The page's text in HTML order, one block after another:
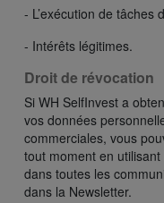
- L’exécution de tâches
- Intérêts légitimes.
Droit de révocation
Si WH SelfInvest a
vos données
commerciales, vous
tout moment en
dans toutes les
dans la Newsletter.